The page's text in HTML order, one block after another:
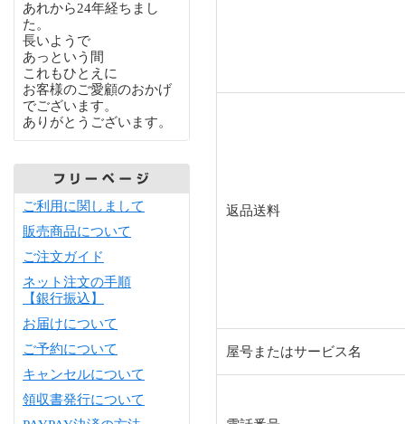
あれから24年経ちまし
た。
長いようで
あっという間
これもひとえに
お客様のご愛顧のおかげ
でございます。
ありがとうございます。
ご利用に関しまして
販売商品について
ご注文ガイド
ネット注文の手順
【銀行振込】
お届けについて
ご予約について
キャンセルについて
領収書発行について
返品送料
屋号またはサービス名